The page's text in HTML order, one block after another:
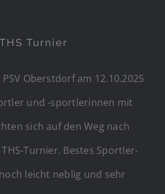
Turnier
Oberstdorf am 12.10.2025
und -sportlerinnen mit
sich auf den Weg nach
Turnier. Bestes Sportler-
leicht neblig und sehr